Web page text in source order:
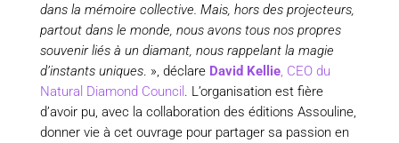
dans la mémoire collective. Mais, hors des projecteurs,
partout dans le monde, nous avons tous nos propres
souvenir liés à un diamant, nous rappelant la magie
d’instants uniques. », déclare David Kellie, CEO du
Natural Diamond Council . L’organisation est fière
d’avoir pu, avec la collaboration des éditions Assouline,
donner vie à cet ouvrage pour partager sa passion en